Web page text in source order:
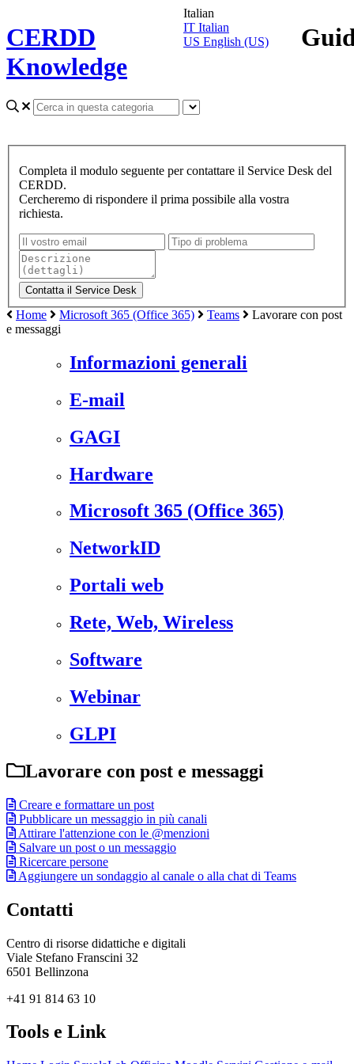
CERDD
Knowledge
Italian
IT Italian
US English (US)
Completa il modulo seguente per contattare il Service Desk del
CERDD.
Cercheremo di rispondere il prima possibile alla vostra
richiesta.
Home Microsoft 365 (Office 365) Teams
Lavorare con post
e messaggi
Informazioni generali
E-mail
GAGI
Hardware
Microsoft 365 (Office 365)
NetworkID
Portali web
Rete, Web, Wireless
Software
Webinar
GLPI
Lavorare con post e messaggi
Creare e formattare un post
Pubblicare un messaggio in più canali
Attirare l'attenzione con le @menzioni
Salvare un post o un messaggio
Ricercare persone
Aggiungere un sondaggio al canale o alla chat di Teams
Contatti
Centro di risorse didattiche e digitali
Viale Stefano Franscini 32
6501 Bellinzona
+41 91 814 63 10
Tools e Link